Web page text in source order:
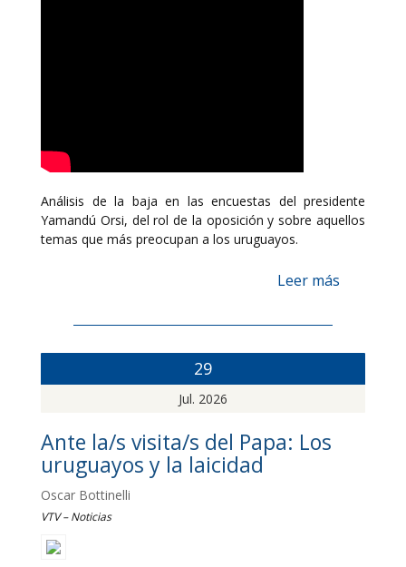
Análisis de la baja en las encuestas del presidente
Yamandú Orsi, del rol de la oposición y sobre aquellos
temas que más preocupan a los uruguayos.
Leer más
29
Jul. 2026
Ante la/s visita/s del Papa: Los
uruguayos y la laicidad
Oscar Bottinelli
VTV – Noticias